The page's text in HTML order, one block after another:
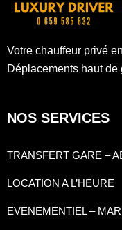
Votre chauffeur privé
Déplacements haut
NOS SERVICES
TRANSFERT GARE –
LOCATION A L’HEURE
EVENEMENTIEL –